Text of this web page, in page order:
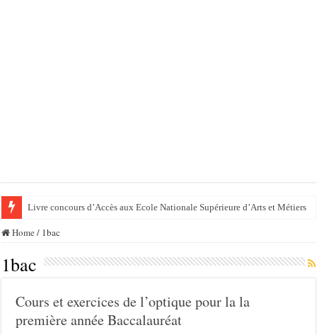
Livre concours d’Accès aux Ecole Nationale Supérieure d’Arts et Métiers
Home / 1bac
1bac
Cours et exercices de l’optique pour la la
première année Baccalauréat